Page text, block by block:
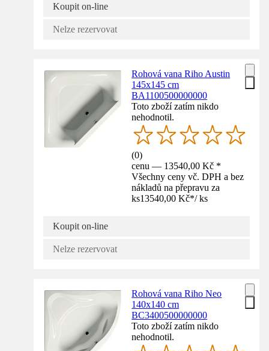
Koupit on-line
Nelze rezervovat
Rohová vana Riho Austin
145x145 cm
BA1100500000000
Toto zboží zatím nikdo
nehodnotil.
(0)
cenu — 13540,00 Kč *
Všechny ceny vč. DPH a bez
nákladů na přepravu za
ks13540,00 Kč*/ ks
Koupit on-line
Nelze rezervovat
Rohová vana Riho Neo
140x140 cm
BC3400500000000
Toto zboží zatím nikdo
nehodnotil.